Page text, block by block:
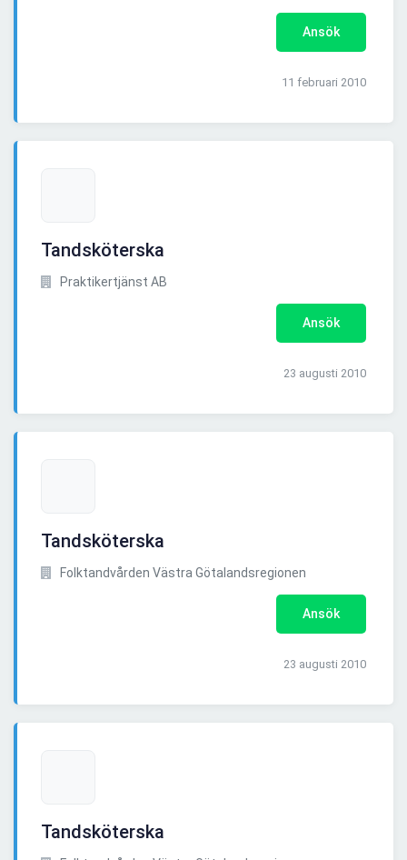
Ansök
11 februari 2010
Tandsköterska
Praktikertjänst AB
Ansök
23 augusti 2010
Tandsköterska
Folktandvården Västra Götalandsregionen
Ansök
23 augusti 2010
Tandsköterska